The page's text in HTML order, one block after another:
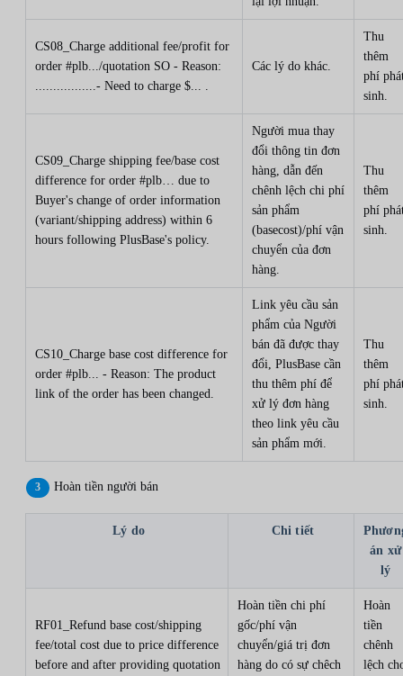
CS08_Charge additional fee/profit for
order #plb.../quotation SO - Reason:
.................- Need to charge $... .
Các lý do khác.
Thu
thêm
phí
sinh.
CS09_Charge shipping fee/base cost
difference for order #plb… due to
Buyer's change of order information
(variant/shipping address) within 6
hours following PlusBase's policy.
Người mua thay
đổi thông tin đơn
hàng, dẫn đến
chênh lệch chi phí
sản phẩm
(basecost)/phí vận
chuyển của đơn
hàng.
Thu
thêm
phí
sinh.
CS10_Charge base cost difference for
order #plb... - Reason: The product
link of the order has been changed.
Link yêu cầu sản
phẩm của Người
bán đã được thay
đổi, PlusBase cần
thu thêm phí để
xử lý đơn hàng
theo link yêu cầu
sản phẩm mới.
Thu
thêm
phí
sinh.
Hoàn tiền người bán
Lý do Chi tiết
án xử
lý
RF01_Refund base cost/shipping
fee/total cost due to price difference
before and after providing quotation
Hoàn tiền chi phí
gốc/phí vận
chuyển/giá trị đơn
hàng do có sự chêch
Hoàn
tiền
chênh
lệch